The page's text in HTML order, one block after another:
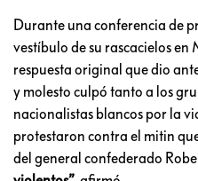
Durante una conferencia de
vestíbulo de su rascacielos
respuesta original que dio
y molesto culpó tanto a los
nacionalistas blancos por la
protestaron contra el mitin
del general confederado